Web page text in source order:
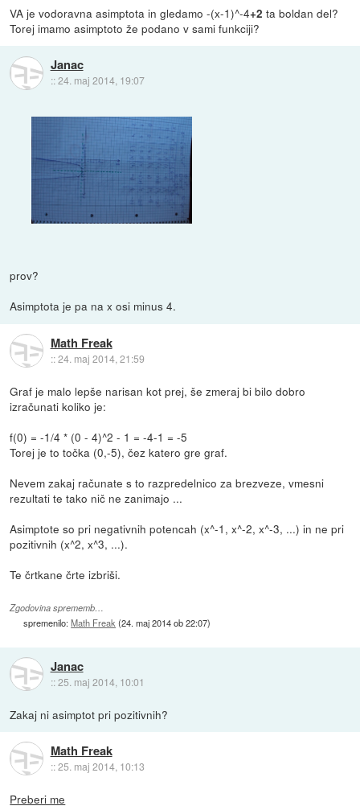
VA je vodoravna asimptota in gledamo -(x-1)^-4+2 ta boldan del?
Torej imamo asimptoto že podano v sami funkciji?
Janac
::24. maj 2014, 19:07
prov?
Asimptota je pa na x osi minus 4.
Math Freak
::24. maj 2014, 21:59
Graf je malo lepše narisan kot prej, še zmeraj bi bilo dobro
izračunati koliko je:
f(0) = -1/4 * (0 - 4)^2 - 1 = -4-1 = -5
Torej je to točka (0,-5), čez katero gre graf.
Nevem zakaj računate s to razpredelnico za brezveze, vmesni
rezultati te tako nič ne zanimajo ...
Asimptote so pri negativnih potencah (x^-1, x^-2, x^-3, ...) in ne pri
pozitivnih (x^2, x^3, ...).
Te črtkane črte izbriši.
Zgodovina sprememb…
spremenilo:Math Freak (24. maj 2014 ob 22:07)
Janac
::25. maj 2014, 10:01
Zakaj ni asimptot pri pozitivnih?
Math Freak
::25. maj 2014, 10:13
Preberi me